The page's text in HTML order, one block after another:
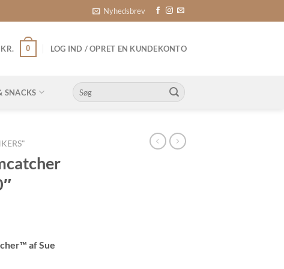
Nyhedsbrev
KR. 0 LOG IND / OPRET EN KUNDEKONTO
SNACKS
Søg
efter:
af Sue